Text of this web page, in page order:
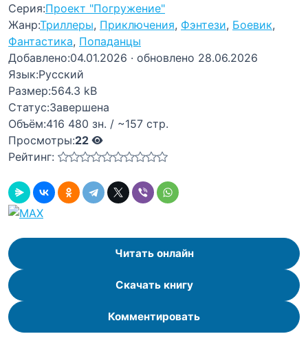
Серия:Проект "Погружение"
Жанр:Триллеры, Приключения, Фэнтези, Боевик,
Фантастика, Попаданцы
Добавлено:04.01.2026 · обновлено 28.06.2026
Язык:Русский
Размер:564.3 kB
Статус:Завершена
Объём:416 480 зн. / ~157 стр.
Просмотры:22
Рейтинг:
Читать онлайн
Скачать книгу
Комментировать